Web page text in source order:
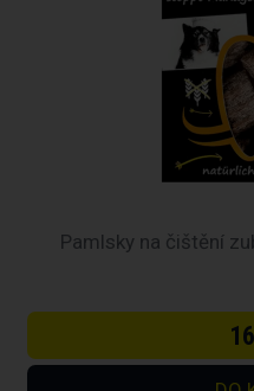
Pamlsky na čištění